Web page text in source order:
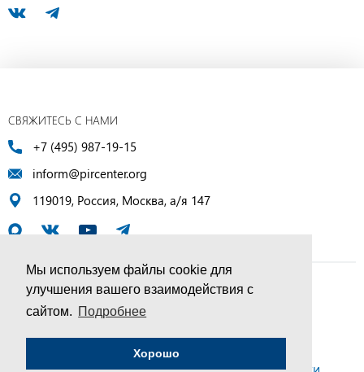
Мы используем файлы cookie для
улучшения вашего взаимодействия с
сайтом. Подробнее
Хорошо
СВЯЖИТЕСЬ С НАМИ
+7 (495) 987-19-15
inform@pircenter.org
119019, Россия, Москва, а/я 147
© ПИР-Центр, 1994–2025 | Все права защищены
Соглашение об обработке персональных данных
Политика конфиденциальности и условия обработки